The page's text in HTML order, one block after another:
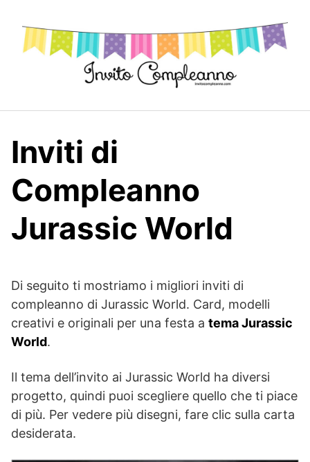
content
Inviti di
Compleanno
Jurassic World
Di seguito ti mostriamo i migliori inviti di
compleanno di Jurassic World. Card, modelli
creativi e originali per una festa a tema Jurassic
World.
Il tema dell’invito ai Jurassic World ha diversi
progetto, quindi puoi scegliere quello che ti piace
di più. Per vedere più disegni, fare clic sulla carta
desiderata.